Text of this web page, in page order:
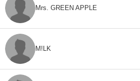
Mrs. GREEN APPLE
M!LK